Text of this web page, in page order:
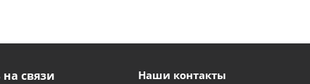
связи Наши контакты